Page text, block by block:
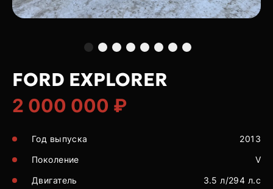
FORD EXPLORER
2 000 000 ₽
Год выпуска
2013
Поколение
V
Двигатель
3.5 л/294 л.с